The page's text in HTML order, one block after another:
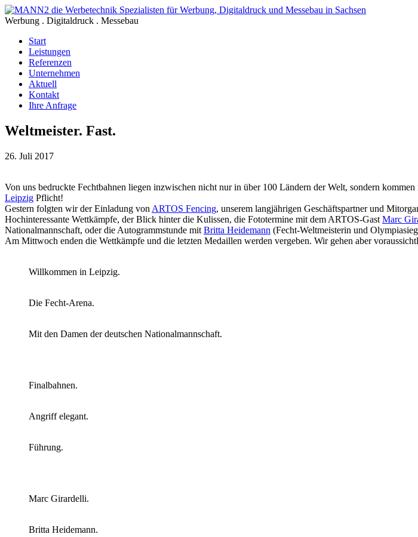
Werbung . Digitaldruck . Messebau
Start
Leistungen
Referenzen
Unternehmen
Aktuell
Kontakt
Ihre Anfrage
Weltmeister. Fast.
26. Juli 2017
Von uns bedruckte Fechtbahnen liegen inzwischen nicht nur in über 100 Ländern der Welt, sondern
Leipzig Pflicht!
Gestern folgten wir der Einladung von ARTOS Fencing, unserem langjährigen Geschäftspartner und
Hochinteressante Wettkämpfe, der Blick hinter die Kulissen, die Fototermine mit dem ARTOS-Gast Marc
Nationalmannschaft, oder die Autogrammstunde mit Britta Heidemann (Fecht-Weltmeisterin und
Am Mittwoch enden die Wettkämpfe und die letzten Medaillen werden vergeben. Wir gehen aber
Willkommen in Leipzig.
Die Fecht-Arena.
Mit den Damen der deutschen Nationalmannschaft.
Finalbahnen.
Angriff elegant.
Führung.
Marc Girardelli.
Britta Heidemann.